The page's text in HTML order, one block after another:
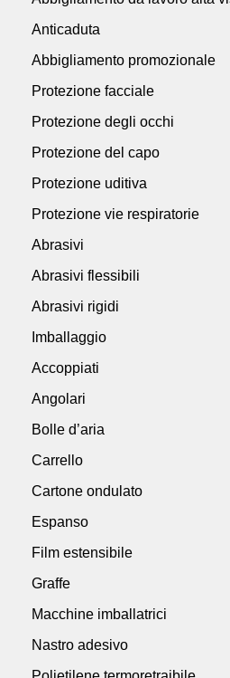
Anticaduta
Abbigliamento promozionale
Protezione facciale
Protezione degli occhi
Protezione del capo
Protezione uditiva
Protezione vie respiratorie
Abrasivi
Abrasivi flessibili
Abrasivi rigidi
Imballaggio
Accoppiati
Angolari
Bolle d’aria
Carrello
Cartone ondulato
Espanso
Film estensibile
Graffe
Macchine imballatrici
Nastro adesivo